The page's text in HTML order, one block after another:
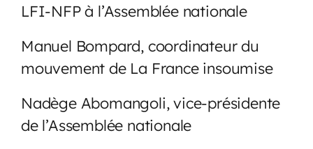
LFI-NFP à l’Assemblée nationale
Manuel Bompard, coordinateur du
mouvement de La France insoumise
Nadège Abomangoli, vice-présidente
de l’Assemblée nationale